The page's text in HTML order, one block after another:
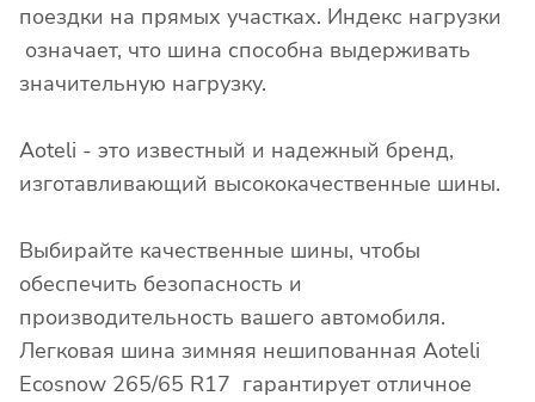
поездки на прямых участках. Индекс нагрузки
означает, что шина способна выдерживать
значительную нагрузку.
Aoteli - это известный и надежный бренд,
изготавливающий высококачественные шины.
Выбирайте качественные шины, чтобы
обеспечить безопасность и
производительность вашего автомобиля.
Легковая шина зимняя нешипованная Aoteli
Ecosnow 265/65 R17 гарантирует отличное